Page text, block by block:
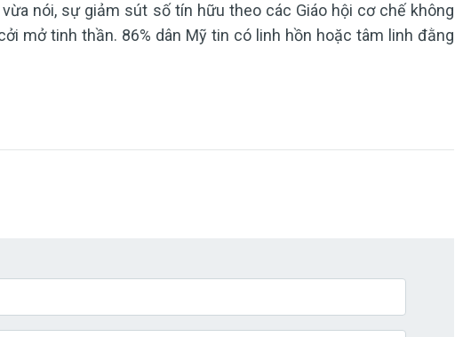
nói, sự giảm sút số tín hữu theo các Giáo hội cơ chế không
mở tinh thần. 86% dân Mỹ tin có linh hồn hoặc tâm linh đằng